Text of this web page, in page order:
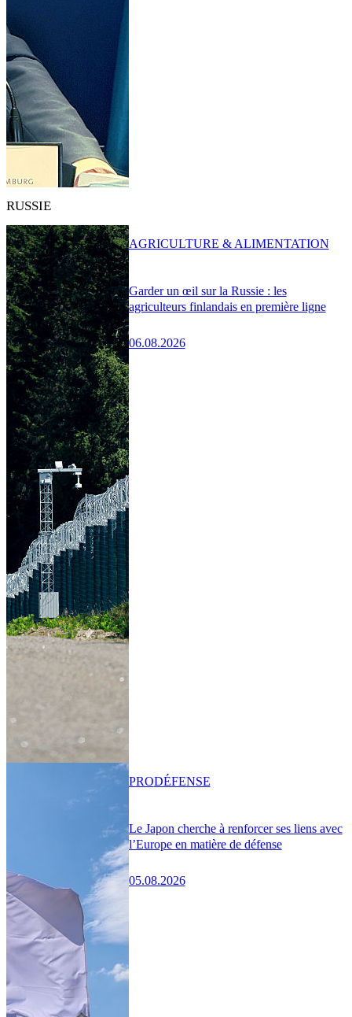
RUSSIE
Garder un œil sur la Russie : les
agriculteurs finlandais en première ligne
06.08.2026
AGRICULTURE & ALIMENTATION
Le Japon cherche à renforcer ses liens avec
l’Europe en matière de défense
05.08.2026
PRODÉFENSE